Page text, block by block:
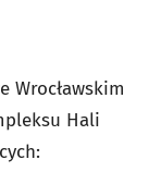
Wrocławskim
Hali